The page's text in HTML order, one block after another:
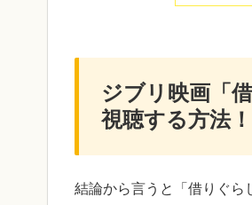
ジブリ映画「
視聴する方法！
結論から言うと「借りぐら